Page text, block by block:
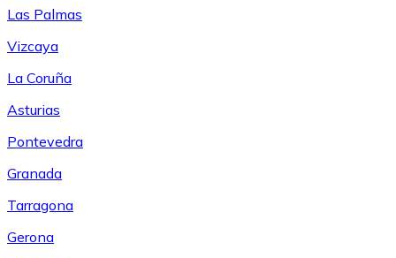
Las Palmas
Vizcaya
La Coruña
Asturias
Pontevedra
Granada
Tarragona
Gerona